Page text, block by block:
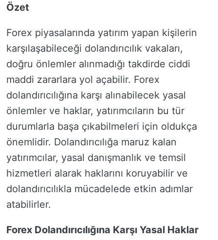
Özet
Forex piyasalarında yatırım yapan kişilerin
karşılaşabileceği dolandırıcılık vakaları,
doğru önlemler alınmadığı takdirde ciddi
maddi zararlara yol açabilir. Forex
dolandırıcılığına karşı alınabilecek yasal
önlemler ve haklar, yatırımcıların bu tür
durumlarla başa çıkabilmeleri için oldukça
önemlidir. Dolandırıcılığa maruz kalan
yatırımcılar, yasal danışmanlık ve temsil
hizmetleri alarak haklarını koruyabilir ve
dolandırıcılıkla mücadelede etkin adımlar
atabilirler.
Forex Dolandırıcılığına Karşı Yasal Haklar